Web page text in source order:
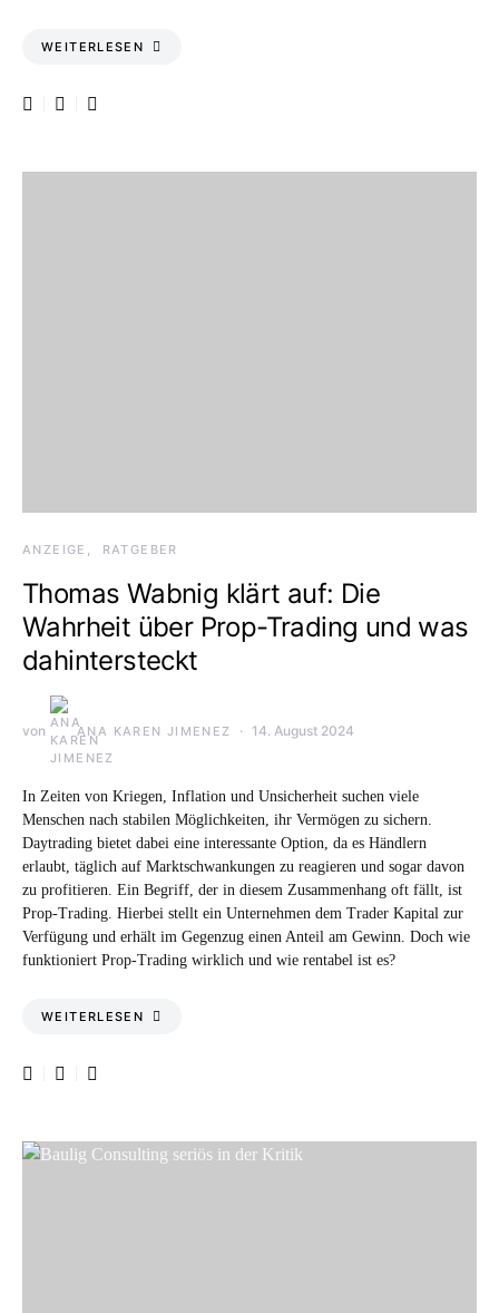
WEITERLESEN
ANZEIGE RATGEBER
Thomas Wabnig klärt auf: Die
Wahrheit über Prop-Trading und was
dahintersteckt
von ANA KAREN JIMENEZ 14. August 2024
In Zeiten von Kriegen, Inflation und Unsicherheit suchen viele
Menschen nach stabilen Möglichkeiten, ihr Vermögen zu sichern.
Daytrading bietet dabei eine interessante Option, da es Händlern
erlaubt, täglich auf Marktschwankungen zu reagieren und sogar davon
zu profitieren. Ein Begriff, der in diesem Zusammenhang oft fällt, ist
Prop-Trading. Hierbei stellt ein Unternehmen dem Trader Kapital zur
Verfügung und erhält im Gegenzug einen Anteil am Gewinn. Doch wie
funktioniert Prop-Trading wirklich und wie rentabel ist es?
WEITERLESEN